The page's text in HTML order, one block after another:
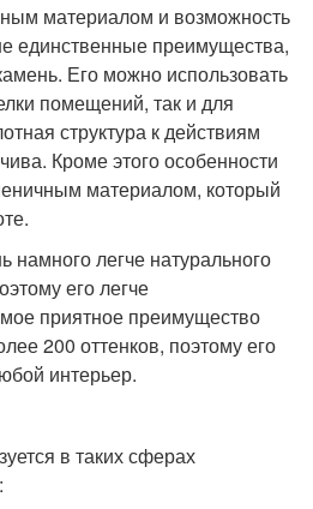
материалом и возможность
единственные преимущества,
Его можно использовать
помещений, так и для
структура к действиям
Кроме этого особенности
материалом, который
намного легче натурального
его легче
приятное преимущество
200 оттенков, поэтому его
интерьер.
в таких сферах